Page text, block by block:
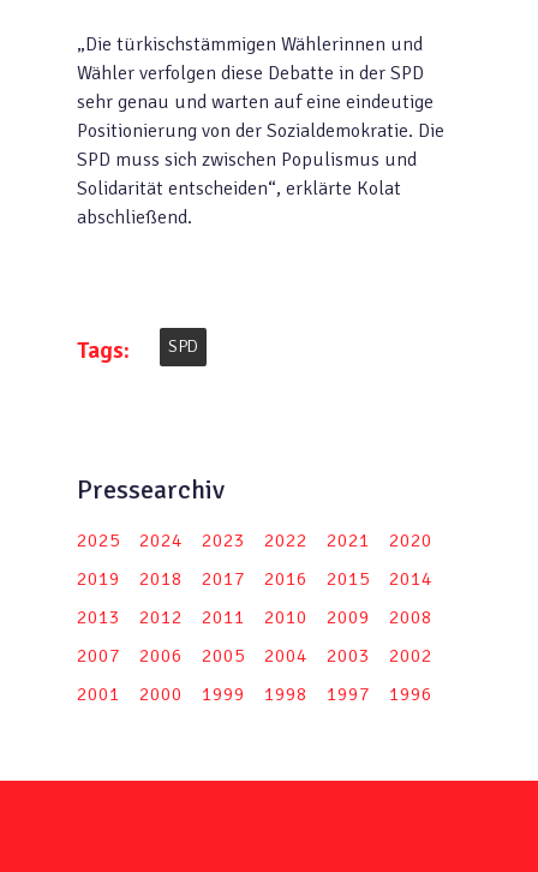
„Die türkischstämmigen Wählerinnen und
Wähler verfolgen diese Debatte in der SPD
sehr genau und warten auf eine eindeutige
Positionierung von der Sozialdemokratie. Die
SPD muss sich zwischen Populismus und
Solidarität entscheiden“, erklärte Kolat
abschließend.
Tags: SPD
Pressearchiv
2025 2024 2023 2022 2021
2020
2019
2018 2017 2016 2015
2014
2013
2012 2011 2010 2009
2008
2007
2006 2005 2004 2003
2002
2001
2000 1999 1998 1997 1996